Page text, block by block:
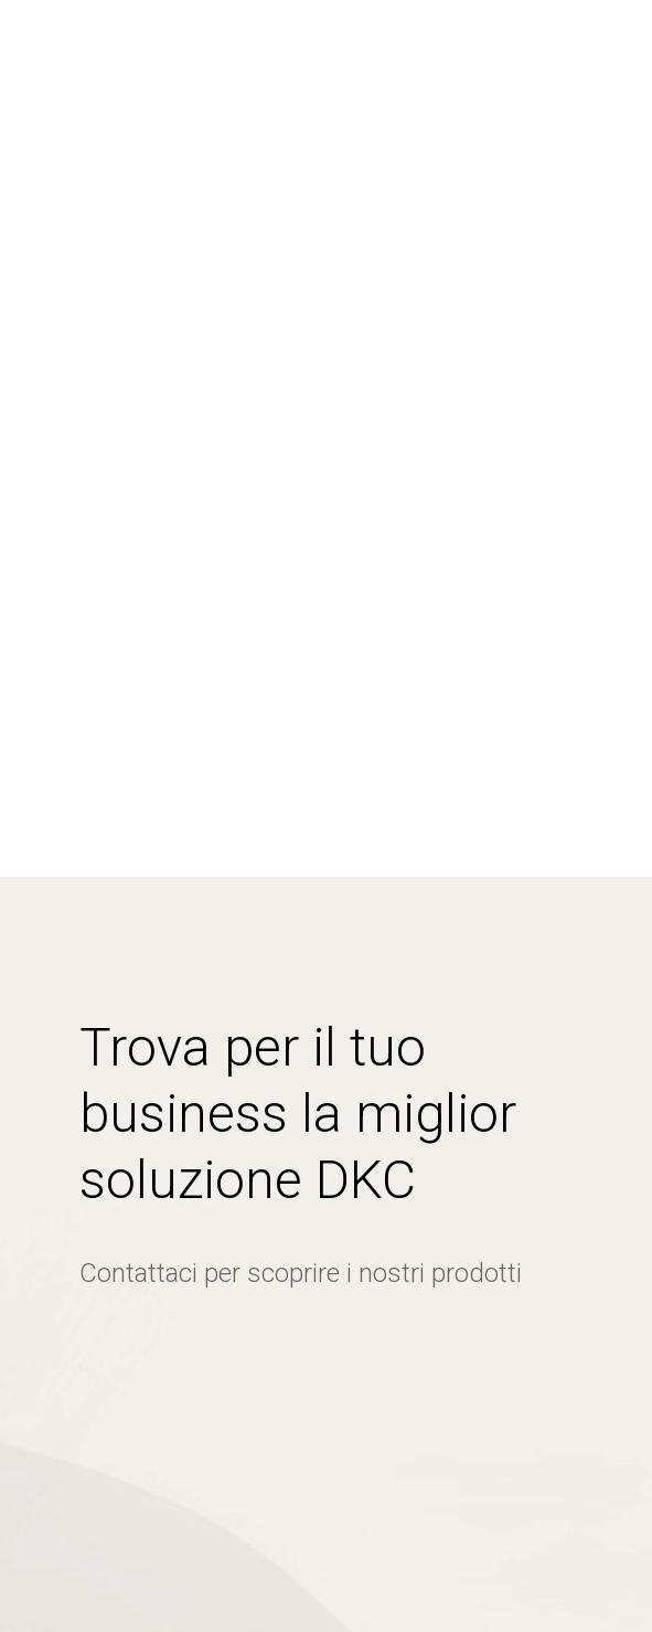
Trova per il tuo
business la miglior
soluzione DKC
Contattaci per scoprire i nostri prodotti